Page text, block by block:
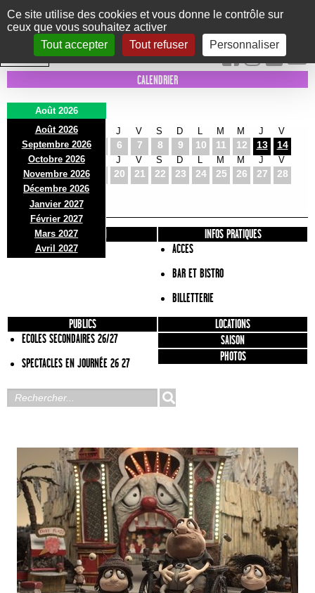
Panneau de gestion des cookies
Ce site utilise des cookies et vous donne le contrôle sur
ceux que vous souhaitez activer
Tout accepter
Tout refuser Personnaliser
Le Marni
CONCERTS DANSE/CIRQUE THÉÂTRE KIDS EXPOS EVENTS
INTRA MUROS
CALENDRIER
Août 2026
Août 2026
Septembre 2026
Octobre 2026
Novembre 2026
Décembre 2026
Janvier 2027
Février 2027
Mars 2027
Avril 2027
D
2
L
3
M
4
J
6
V
7
S
8
D
9 10
M
11
M
12
J
13
V
14
D
16
L
17
M
18
J
20
V
21
S
22
D
23 24
M
25
M
26
J
27
V
28
D
30
L
31
PRÉSENTATION
INFOS PRATIQUES
ACCES
BAR ET BISTRO
BILLETTERIE
PUBLICS
ECOLES SECONDAIRES 26/27
SPECTACLES EN JOURNÉE 26 27
LOCATIONS
SAISON
PHOTOS